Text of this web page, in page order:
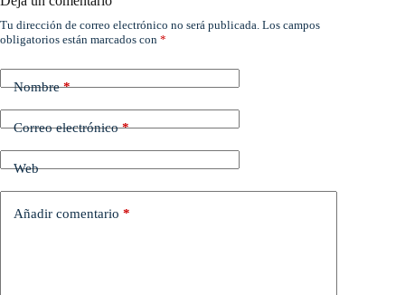
Tu dirección de correo electrónico no será publicada. Los campos
obligatorios están marcados con *
Nombre*
Correo electrónico*
Web
Añadir comentario *